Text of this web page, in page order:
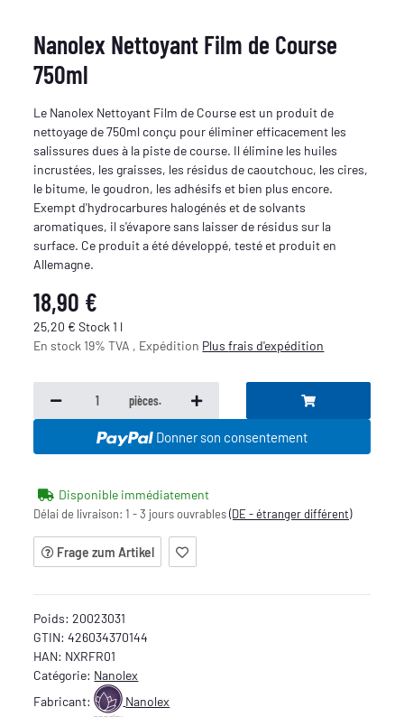
Nanolex Nettoyant Film de Course
750ml
Le Nanolex Nettoyant Film de Course est un produit de
nettoyage de 750ml conçu pour éliminer efficacement les
salissures dues à la piste de course. Il élimine les huiles
incrustées, les graisses, les résidus de caoutchouc, les cires,
le bitume, le goudron, les adhésifs et bien plus encore.
Exempt d'hydrocarbures halogénés et de solvants
aromatiques, il s'évapore sans laisser de résidus sur la
surface. Ce produit a été développé, testé et produit en
Allemagne.
18,90 €
25,20 € Stock 1 l
En stock 19% TVA , Expédition Plusfrais d'expédition
pièces.
Donner son consentement
Disponible immédiatement
Délai de livraison:1 - 3 jours ouvrables(DE - étranger différent)
Frage zum Artikel
Poids:20023031
GTIN: 426034370144
HAN: NXRFR01
Catégorie: Nanolex
Fabricant:
Nanolex